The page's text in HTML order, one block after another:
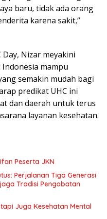
baru, tidak ada orang
karena sakit,”
Nizar meyakini
mampu
semakin mudah bagi
predikat UHC ini
dan daerah untuk terus
layanan kesehatan.
Peserta JKN
Perjalanan Tiga Generasi
Tradisi Pengobatan
Juga Kesehatan Mental